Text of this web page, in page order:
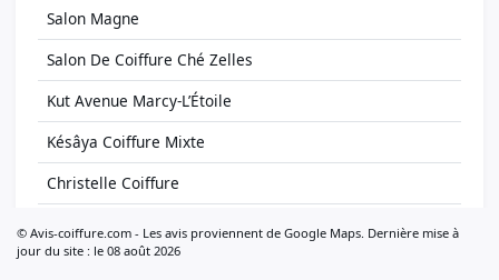
Salon Magne
Salon De Coiffure Ché Zelles
Kut Avenue Marcy-L’Étoile
Késâya Coiffure Mixte
Christelle Coiffure
Jean Louis David
© Avis-coiffure.com - Les avis proviennent de Google Maps. Dernière mise à
jour du site : le 08 août 2026